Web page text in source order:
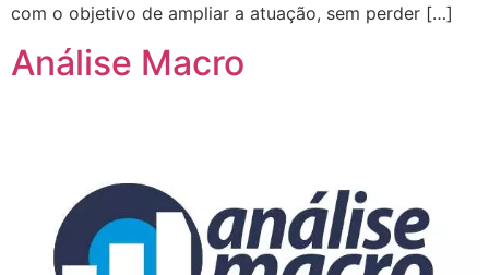
com o objetivo de ampliar a atuação, sem perder […]
Análise Macro